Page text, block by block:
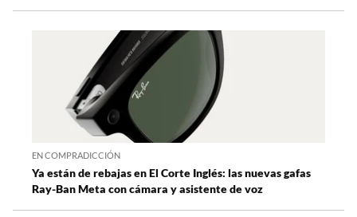
EN COMPRADICCIÓN
Ya están de rebajas en El Corte Inglés: las nuevas gafas
Ray-Ban Meta con cámara y asistente de voz